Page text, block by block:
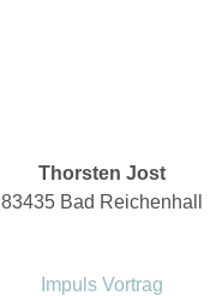
Thorsten Jost
83435 Bad Reichenhall
Impuls Vortrag